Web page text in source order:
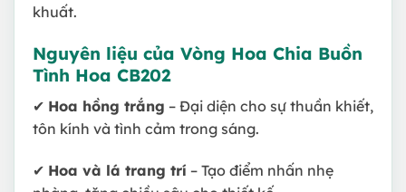
khuất.
Nguyên liệu của Vòng Hoa Chia Buồn
Tình Hoa CB202
✔ Hoa hồng trắng – Đại diện cho sự thuần khiết,
tôn kính và tình cảm trong sáng.
✔ Hoa và lá trang trí – Tạo điểm nhấn nhẹ